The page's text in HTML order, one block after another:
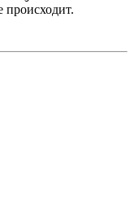
происходит.